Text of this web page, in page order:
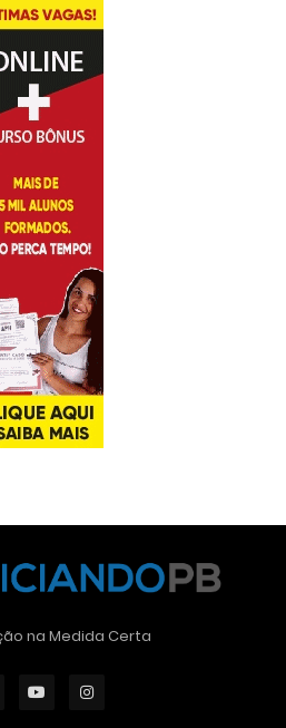
na Medida Certa